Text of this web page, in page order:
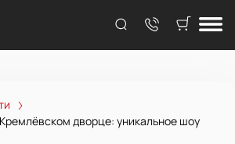
дворце: уникальное шоу